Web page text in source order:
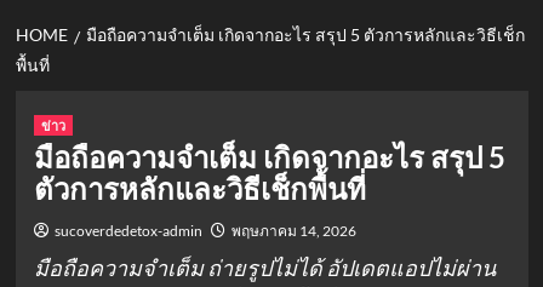
HOME
มือถือความจำเต็ม เกิดจากอะไร สรุป 5 ตัวการหลักและวิธีเช็ก
พื้นที่
ข่าว
มือถือความจำเต็ม เกิดจากอะไร สรุป 5
ตัวการหลักและวิธีเช็กพื้นที่
sucoverdedetox-admin พฤษภาคม 14, 2026
มือถือความจำเต็ม ถ่ายรูปไม่ได้ อัปเดตแอปไม่ผ่าน